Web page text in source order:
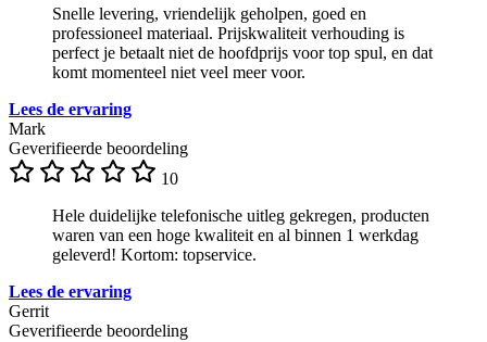
Snelle levering, vriendelijk geholpen, goed en
professioneel materiaal. Prijskwaliteit verhouding is
perfect je betaalt niet de hoofdprijs voor top spul, en dat
komt momenteel niet veel meer voor.
Lees de ervaring
Mark
Geverifieerde beoordeling
10
Hele duidelijke telefonische uitleg gekregen, producten
waren van een hoge kwaliteit en al binnen 1 werkdag
geleverd! Kortom: topservice.
Lees de ervaring
Gerrit
Geverifieerde beoordeling